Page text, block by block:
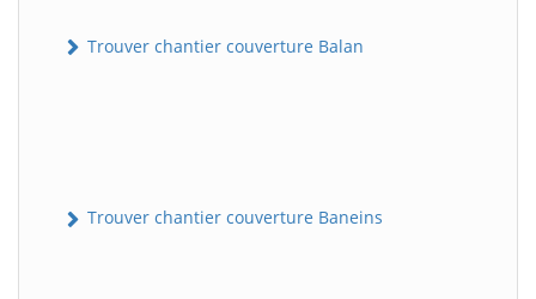
Trouver chantier couverture Balan
Trouver chantier couverture Baneins